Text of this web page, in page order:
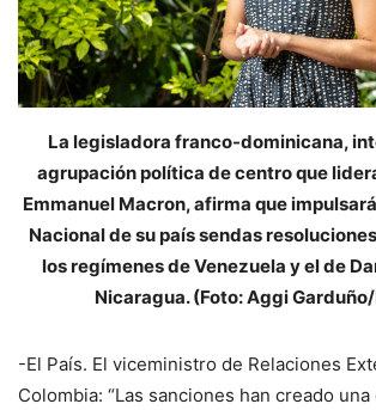
La legisladora franco-dominicana,
agrupación política de centro que
Emmanuel Macron, afirma que
Nacional de su país sendas
los regímenes de Venezuela y el de
Nicaragua. (Foto: Aggi
-El País. El viceministro de Relaciones
Colombia: “Las sanciones han creado